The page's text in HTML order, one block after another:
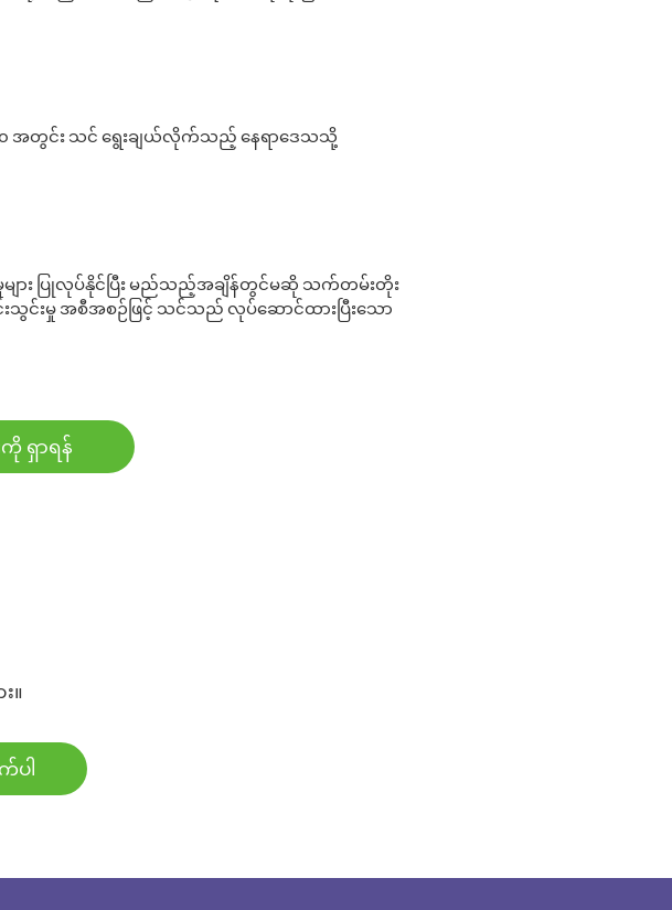
၀ အတွင်း သင် ရွေးချယ်လိုက်သည့် နေရာဒေသသို့
မှုများ ပြုလုပ်နိုင်ပြီး မည်သည့်အချိန်တွင်မဆို သက်တမ်းတိုး
င်းမှု အစီအစဉ်ဖြင့် သင်သည် လုပ်ဆောင်ထားပြီးသော
ရှာရန်
။
ပါ